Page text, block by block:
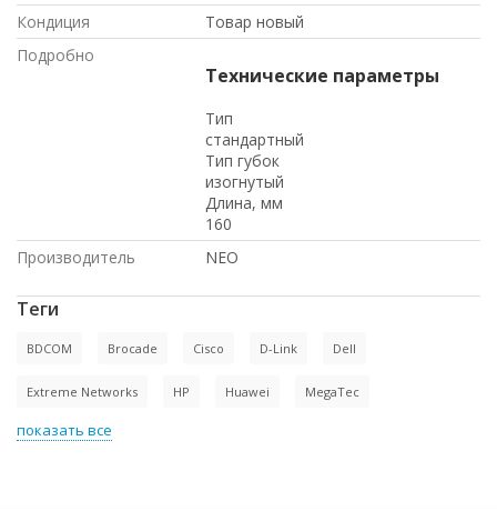
Кондиция
Товар новый
Подробно
Технические параметры
Тип
стандартный
Тип губок
изогнутый
Длина, мм
160
Производитель
NEO
Теги
BDCOM Brocade Cisco D-Link Dell
Extreme Networks HP Huawei MegaTec
показать все